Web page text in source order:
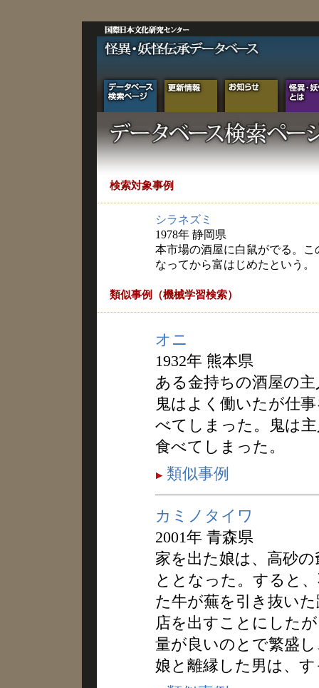
検索対象事例
シラネズミ
1978年 静岡県
本市場の酒屋に白鼠がでる。
なってから富はじめたという。
類似事例（機械学習検索）
オニ
1932年 熊本県
ある金持ちの酒屋の
鬼はよく働いたが仕
べてしまった。鬼は
食べてしまった。
類似事例
カミノタイワ
2001年 青森県
家を出た娘は、高砂
ととなった。すると
た牛が蕪を引き抜い
店を出すことにした
量が良いのとで繁盛
娘と離縁した男は、